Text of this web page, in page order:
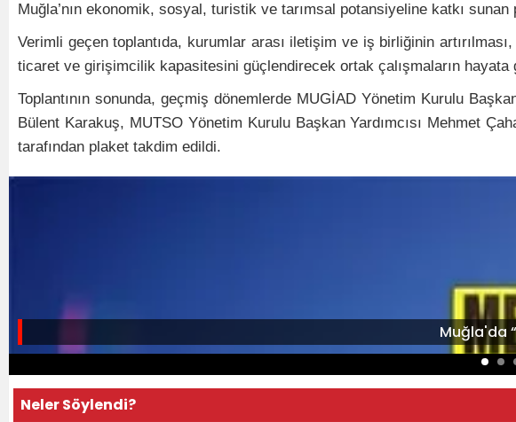
Muğla’nın ekonomik, sosyal, turistik ve tarımsal potansiyeline katkı sunan
Verimli geçen toplantıda, kurumlar arası iletişim ve iş birliğinin
ticaret ve girişimcilik kapasitesini güçlendirecek ortak çalışmaların
Toplantının sonunda, geçmiş dönemlerde MUGİAD Yönetim Kurulu
Bülent Karakuş, MUTSO Yönetim Kurulu Başkan Yardımcısı Mehmet
tarafından plaket takdim edildi.
Muğla'da
Neler Söylendi?